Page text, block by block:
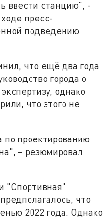
ввести станцию", -
пресс-
подведению
что ещё два года
города о
однако
что этого не
по проектированию
– резюмировал
"Спортивная"
что
2022 года. Однако